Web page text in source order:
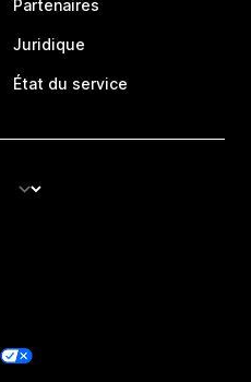
Partenaires
Juridique
État du service